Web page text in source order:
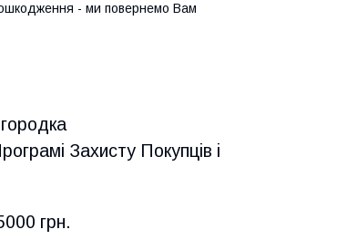
- ми повернемо Вам
Захисту Покупців і
грн.